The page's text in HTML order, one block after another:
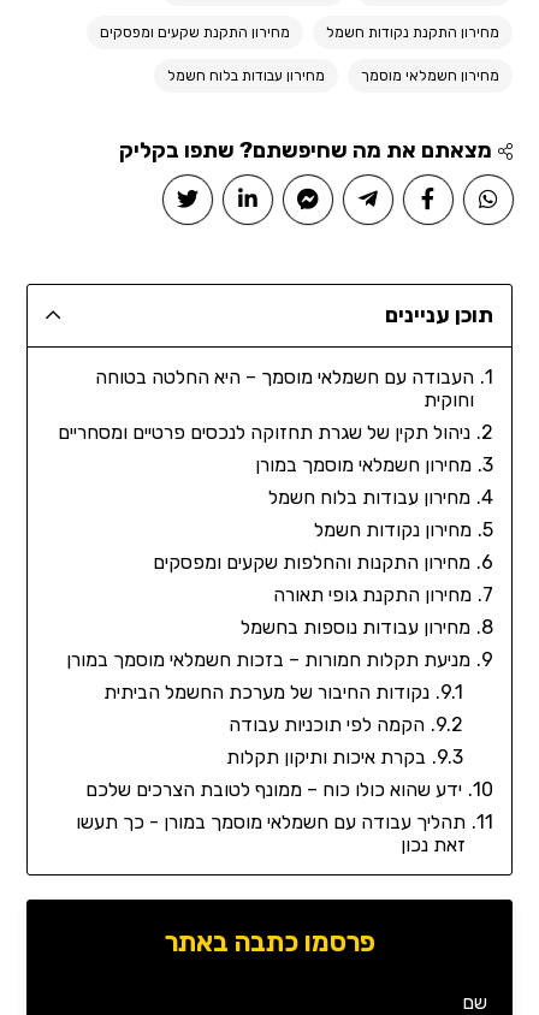
מחירון התקנת נקודות חשמל מחירון התקנת שקעים ומפסקים
מחירון חשמלאי מוסמך מחירון עבודות בלוח חשמל
מצאתם את מה שחיפשתם? שתפו בקליק
תוכן עניינים
העבודה עם חשמלאי מוסמך – היא החלטה בטוחה
וחוקית
ניהול תקין של שגרת תחזוקה לנכסים פרטיים ומסחריים
מחירון חשמלאי מוסמך במורן
מחירון עבודות בלוח חשמל
מחירון נקודות חשמל
מחירון התקנות והחלפות שקעים ומפסקים
מחירון התקנת גופי תאורה
מחירון עבודות נוספות בחשמל
מניעת תקלות חמורות – בזכות חשמלאי מוסמך במורן
נקודות החיבור של מערכת החשמל הביתית
הקמה לפי תוכניות עבודה
בקרת איכות ותיקון תקלות
ידע שהוא כולו כוח – ממונף לטובת הצרכים שלכם
תהליך עבודה עם חשמלאי מוסמך במורן - כך תעשו
זאת נכון
פרסמו כתבה באתר